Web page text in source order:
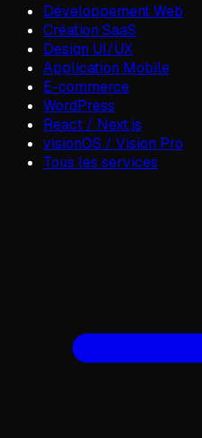
Développement Web
Création SaaS
Design UI/UX
Application Mobile
E-commerce
WordPress
React / Next.js
visionOS / Vision Pro
Tous les services